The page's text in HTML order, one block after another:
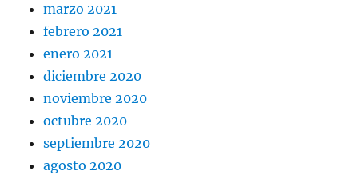
marzo 2021
febrero 2021
enero 2021
diciembre 2020
noviembre 2020
octubre 2020
septiembre 2020
agosto 2020